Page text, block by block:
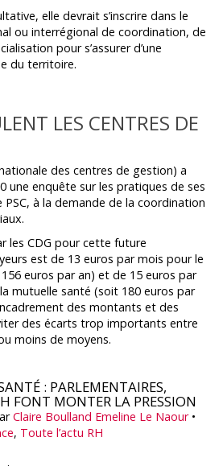
elle devrait s’inscrire dans le
ou interrégional de coordination, de
pour s’assurer d’une
du territoire.
LES CENTRES DE
des centres de gestion) a
une enquête sur les pratiques de ses
à la demande de la coordination
les CDG pour cette future
est de 13 euros par mois pour le
euros par an) et de 15 euros par
mutuelle santé (soit 180 euros par
des montants et des
des écarts trop importants entre
moins de moyens.
: PARLEMENTAIRES,
FONT MONTER LA PRESSION
Claire Boulland Emeline Le Naour •
, Toute l’actu RH